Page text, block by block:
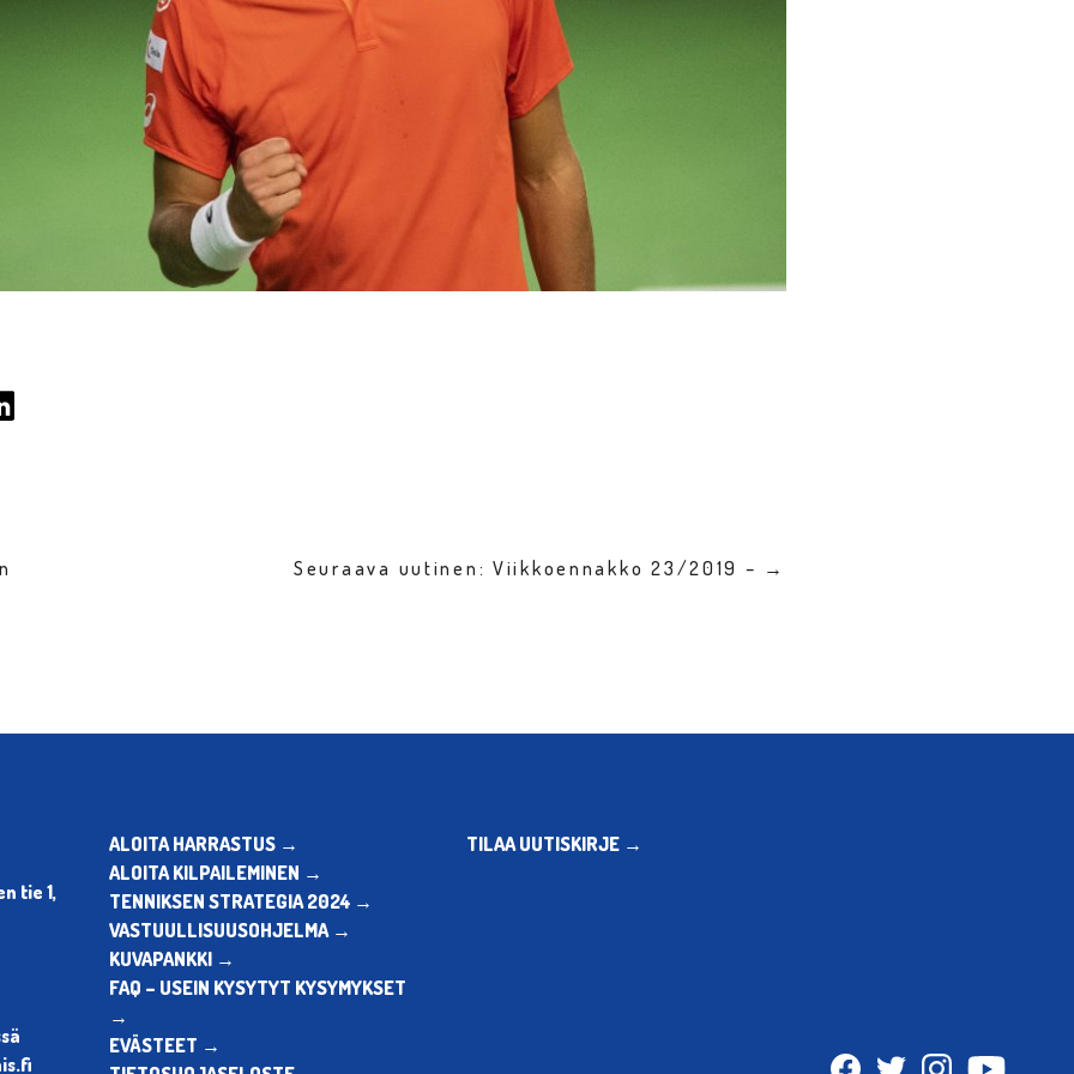
Seuraava uutinen: Viikkoennakko 23/2019 – →
tie 1,
ALOITA HARRASTUS →
ALOITA KILPAILEMINEN →
TENNIKSEN STRATEGIA 2024 →
VASTUULLISUUSOHJELMA →
KUVAPANKKI →
FAQ – USEIN KYSYTYT KYSYMYKSET
→
EVÄSTEET →
TILAA UUTISKIRJE →